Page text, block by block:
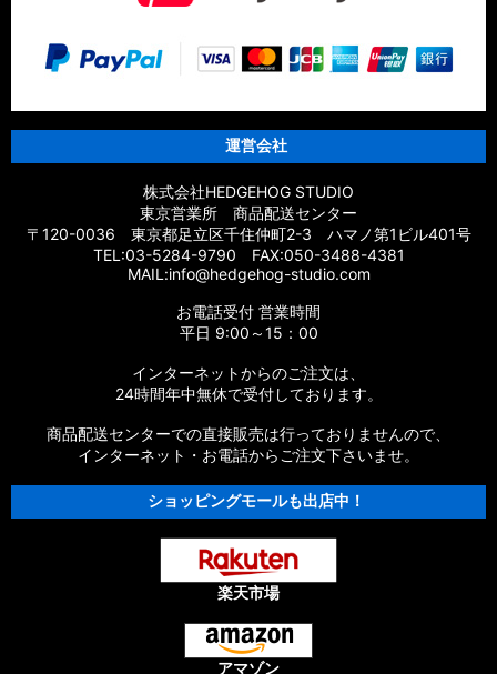
運営会社
株式会社HEDGEHOG STUDIO
東京営業所 商品配送センター
〒120-0036 東京都足立区千住仲町2-3 ハマノ第1ビル401号
TEL:03-5284-9790 FAX:050-3488-4381
MAIL:info@hedgehog-studio.com
お電話受付 営業時間
平日 9:00～15：00
インターネットからのご注文は、
24時間年中無休で受付しております。
商品配送センターでの直接販売は行っておりませんので、
インターネット・お電話からご注文下さいませ。
ショッピングモールも出店中！
楽天市場
アマゾン